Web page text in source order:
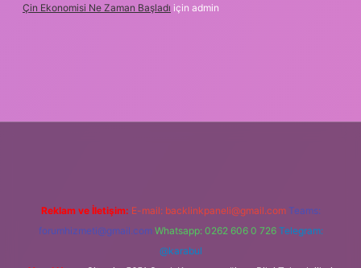
Çin Ekonomisi Ne Zaman Başladı için admin
Reklam ve İletişim: E-mail: backlinkpaneli@gmail.com Teams:
forumhizmeti@gmail.com Whatsapp: 0262 606 0 726 Telegram:
@karabul